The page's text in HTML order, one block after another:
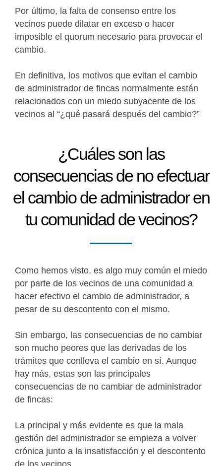
Por último, la falta de consenso entre los
vecinos puede dilatar en exceso o hacer
imposible el quorum necesario para provocar el
cambio.
En definitiva, los motivos que evitan el cambio
de administrador de fincas normalmente están
relacionados con un miedo subyacente de los
vecinos al “¿qué pasará después del cambio?”
¿Cuáles son las
consecuencias de no efectuar
el cambio de administrador en
tu comunidad de vecinos?
Como hemos visto, es algo muy común el miedo
por parte de los vecinos de una comunidad a
hacer efectivo el cambio de administrador, a
pesar de su descontento con el mismo.
Sin embargo, las consecuencias de no cambiar
son mucho peores que las derivadas de los
trámites que conlleva el cambio en sí. Aunque
hay más, estas son las principales
consecuencias de no cambiar de administrador
de fincas:
La principal y más evidente es que la mala
gestión del administrador se empieza a volver
crónica junto a la insatisfacción y el descontento
de los vecinos.